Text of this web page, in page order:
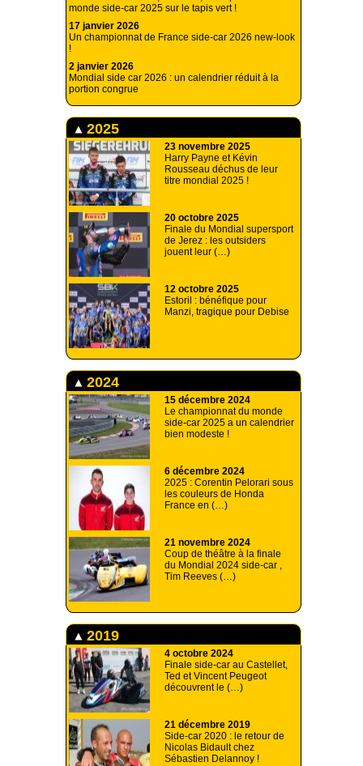
monde side-car 2025 sur le tapis vert !
17 janvier 2026
Un championnat de France side-car 2026 new-look
!
2 janvier 2026
Mondial side car 2026 : un calendrier réduit à la
portion congrue
2025
23 novembre 2025
Harry Payne et Kévin
Rousseau déchus de leur
titre mondial 2025 !
20 octobre 2025
Finale du Mondial supersport
de Jerez : les outsiders
jouent leur (…)
12 octobre 2025
Estoril : bénéfique pour
Manzi, tragique pour Debise
2024
15 décembre 2024
Le championnat du monde
side-car 2025 a un calendrier
bien modeste !
6 décembre 2024
2025 : Corentin Pelorari sous
les couleurs de Honda
France en (…)
21 novembre 2024
Coup de théâtre à la finale
du Mondial 2024 side-car ,
Tim Reeves (…)
2019
4 octobre 2024
Finale side-car au Castellet,
Ted et Vincent Peugeot
découvrent le (…)
21 décembre 2019
Side-car 2020 : le retour de
Nicolas Bidault chez
Sébastien Delannoy !